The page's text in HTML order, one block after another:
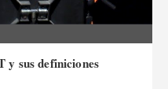
sus definiciones